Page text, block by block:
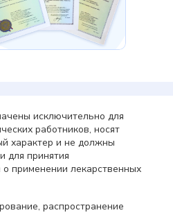
исключительно для
работников, носят
характер и не должны
для принятия
применении лекарственных
распространение